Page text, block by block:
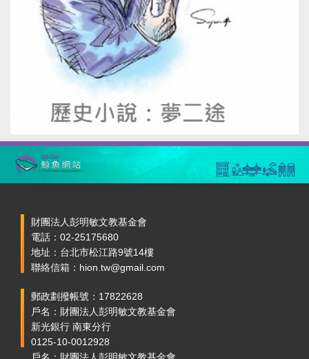
財團法人彭明敏文教基金會
電話：02-25175680
地址：台北市松江路9號14樓
聯絡信箱：hion.tw@gmail.com
郵政劃撥帳號：17822628
戶名：財團法人彭明敏文教基金會
新光銀行 南東分行
0125-10-0012928